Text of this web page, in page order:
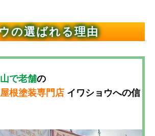
るとどうなる？
繁殖 → アレルギーや健康被害のリス
細かいひび割れから雨水が浸入し、
縮める
汚れが定着すると簡単な洗浄では落
とき、手に白い粉がつくことはあり
ング現象（白亜化現象）」と呼ばれ
塗膜が紫外線や雨風によって劣化
下している証拠です。
美観を維持するだけでなく、住まい
守る保護膜の役割を果たしていま
外壁の劣化が進行してしまうので
やコーキングに剥が
れが目立つ…それ、
危険です！
がれている…」「コーキング（目地
の選ばれる理由
で老舗の
根塗装専門店 イワショウへの信